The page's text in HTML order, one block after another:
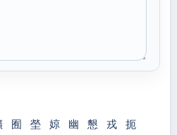
囿 塋 婛 幽 懇 戎 扼